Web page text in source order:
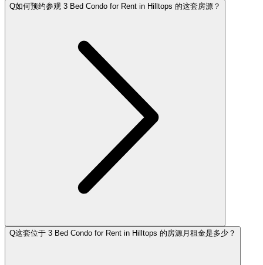
Q 如何预约参观 3 Bed Condo for Rent in Hilltops 的这套房源？
Q 这套位于 3 Bed Condo for Rent in Hilltops 的房源月租金是多少？